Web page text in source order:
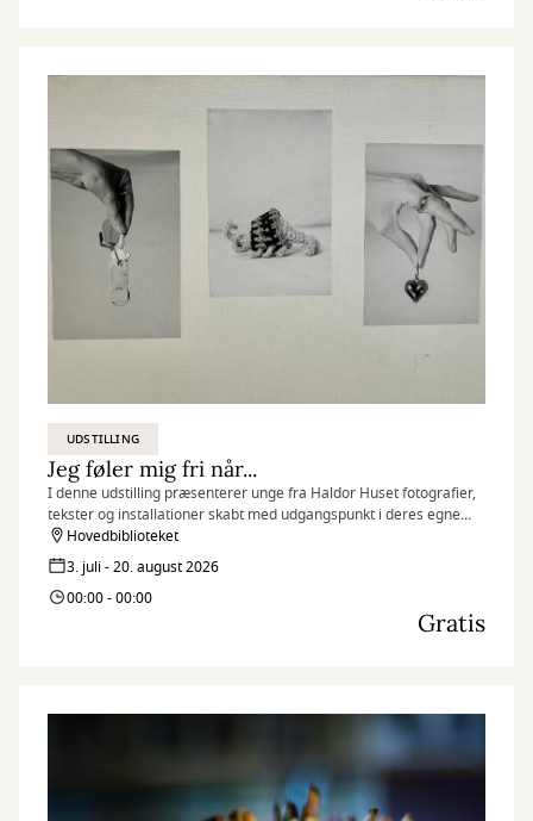
UDSTILLING
Jeg føler mig fri når...
I denne udstilling præsenterer unge fra Haldor Huset fotografier,
tekster og installationer skabt med udgangspunkt i deres egne
erfaringer, drømme og perspektiver.
Hovedbiblioteket
3. juli - 20. august 2026
00:00 - 00:00
Gratis